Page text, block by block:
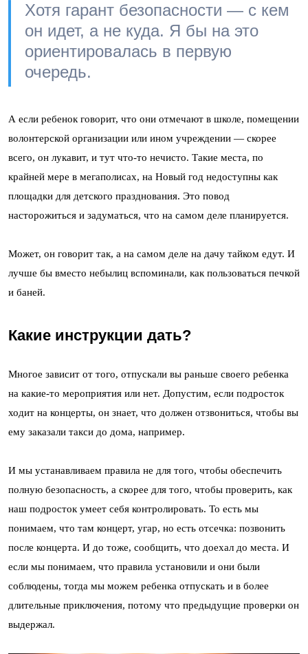
Хотя гарант безопасности — с кем
он идет, а не куда. Я бы на это
ориентировалась в первую
очередь.
А если ребенок говорит, что они отмечают в школе, помещении
волонтерской организации или ином учреждении — скорее
всего, он лукавит, и тут что-то нечисто. Такие места, по
крайней мере в мегаполисах, на Новый год недоступны как
площадки для детского празднования. Это повод
насторожиться и задуматься, что на самом деле планируется.
Может, он говорит так, а на самом деле на дачу тайком едут. И
лучше бы вместо небылиц вспоминали, как пользоваться печкой
и баней.
Какие инструкции дать?
Многое зависит от того, отпускали вы раньше своего ребенка
на какие-то мероприятия или нет. Допустим, если подросток
ходит на концерты, он знает, что должен отзвониться, чтобы вы
ему заказали такси до дома, например.
И мы устанавливаем правила не для того, чтобы обеспечить
полную безопасность, а скорее для того, чтобы проверить, как
наш подросток умеет себя контролировать. То есть мы
понимаем, что там концерт, угар, но есть отсечка: позвонить
после концерта. И до тоже, сообщить, что доехал до места. И
если мы понимаем, что правила установили и они были
соблюдены, тогда мы можем ребенка отпускать и в более
длительные приключения, потому что предыдущие проверки он
выдержал.